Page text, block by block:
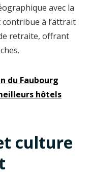
avec la
contribue à l’attrait
retraite, offrant
du Faubourg
hôtels
culture